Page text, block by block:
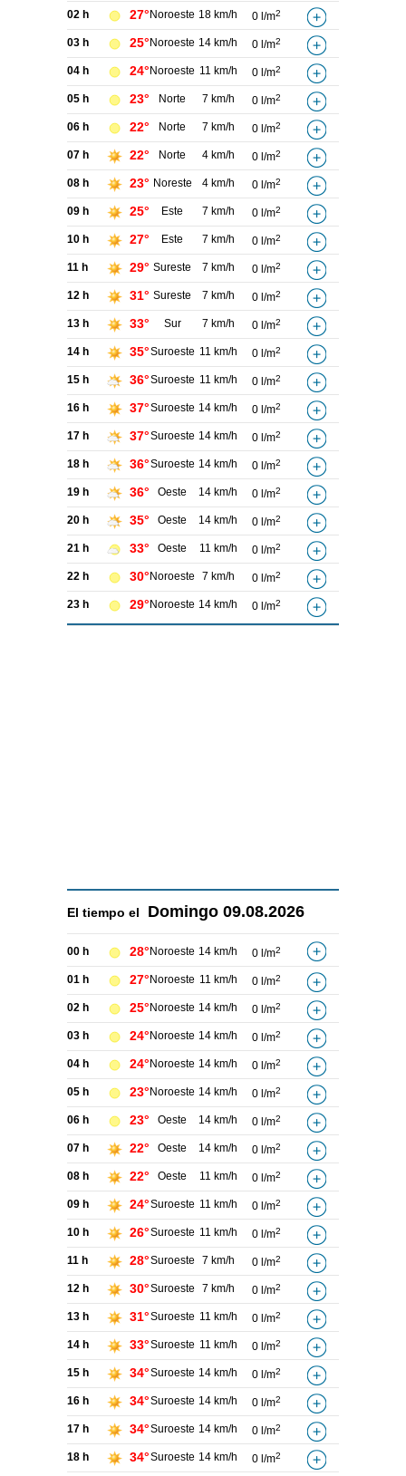
02 h 27° Noroeste 18 km/h 0 l/m2
03 h 25° Noroeste 14 km/h 0 l/m2
04 h 24° Noroeste 11 km/h 0 l/m2
05 h 23° Norte 7 km/h 0 l/m2
06 h 22° Norte 7 km/h 0 l/m2
07 h 22° Norte 4 km/h 0 l/m2
08 h 23° Noreste 4 km/h 0 l/m2
09 h 25° Este 7 km/h 0 l/m2
10 h 27° Este 7 km/h 0 l/m2
11 h 29° Sureste 7 km/h 0 l/m2
12 h 31° Sureste 7 km/h 0 l/m2
13 h 33° Sur 7 km/h 0 l/m2
14 h 35°Suroeste 11 km/h 0 l/m2
15 h 36°Suroeste 11 km/h 0 l/m2
16 h 37°Suroeste 14 km/h 0 l/m2
17 h 37°Suroeste 14 km/h 0 l/m2
18 h 36°Suroeste 14 km/h 0 l/m2
19 h 36° Oeste 14 km/h 0 l/m2
20 h 35° Oeste 14 km/h 0 l/m2
21 h 33° Oeste 11 km/h 0 l/m2
22 h 30° Noroeste 7 km/h 0 l/m2
23 h 29° Noroeste 14 km/h 0 l/m2
El tiempo el Domingo 09.08.2026
00 h 28° Noroeste 14 km/h 0 l/m2
01 h 27° Noroeste 11 km/h 0 l/m2
02 h 25° Noroeste 14 km/h 0 l/m2
03 h 24° Noroeste 14 km/h 0 l/m2
04 h 24° Noroeste 14 km/h 0 l/m2
05 h 23° Noroeste 14 km/h 0 l/m2
06 h 23° Oeste 14 km/h 0 l/m2
07 h 22° Oeste 14 km/h 0 l/m2
08 h 22° Oeste 11 km/h 0 l/m2
09 h 24°Suroeste 11 km/h 0 l/m2
10 h 26°Suroeste 11 km/h 0 l/m2
11 h 28°Suroeste 7 km/h 0 l/m2
12 h 30°Suroeste 7 km/h 0 l/m2
13 h 31°Suroeste 11 km/h 0 l/m2
14 h 33°Suroeste 11 km/h 0 l/m2
15 h 34°Suroeste 14 km/h 0 l/m2
16 h 34°Suroeste 14 km/h 0 l/m2
17 h 34°Suroeste 14 km/h 0 l/m2
18 h 34°Suroeste 14 km/h 0 l/m2